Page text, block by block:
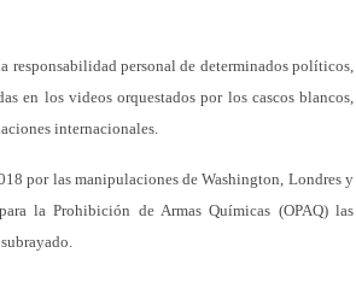
responsabilidad personal de determinados políticos,
en los videos orquestados por los cascos blancos,
internacionales.
por las manipulaciones de Washington, Londres y
la Prohibición de Armas Químicas (OPAQ) las